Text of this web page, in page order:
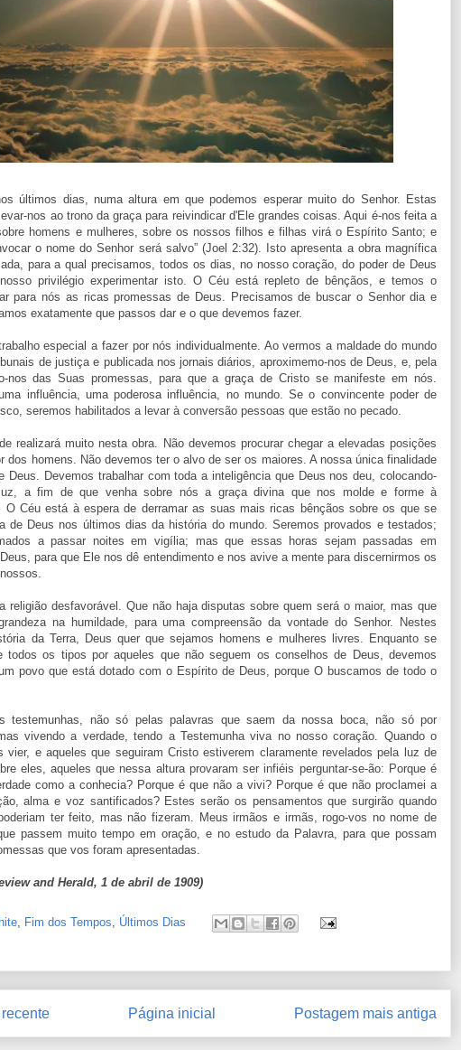
últimos dias, numa altura em que podemos esperar muito do Senhor. Estas
nos ao trono da graça para reivindicar d'Ele grandes coisas. Aqui é-nos feita a
homens e mulheres, sobre os nossos filhos e filhas virá o Espírito Santo; e
o nome do Senhor será salvo” (Joel 2:32). Isto apresenta a obra magnífica
para a qual precisamos, todos os dias, no nosso coração, do poder de Deus
privilégio experimentar isto. O Céu está repleto de bênçãos, e temos o
para nós as ricas promessas de Deus. Precisamos de buscar o Senhor dia e
exatamente que passos dar e o que devemos fazer.
especial a fazer por nós individualmente. Ao vermos a maldade do mundo
de justiça e publicada nos jornais diários, aproximemo-nos de Deus, e, pela
nos das Suas promessas, para que a graça de Cristo se manifeste em nós.
influência, uma poderosa influência, no mundo. Se o convincente poder de
seremos habilitados a levar à conversão pessoas que estão no pecado.
realizará muito nesta obra. Não devemos procurar chegar a elevadas posições
dos homens. Não devemos ter o alvo de ser os maiores. A nossa única finalidade
Deus. Devemos trabalhar com toda a inteligência que Deus nos deu, colocando-
a fim de que venha sobre nós a graça divina que nos molde e forme à
O Céu está à espera de derramar as suas mais ricas bênçãos sobre os que se
de Deus nos últimos dias da história do mundo. Seremos provados e testados;
a passar noites em vigília; mas que essas horas sejam passadas em
para que Ele nos dê entendimento e nos avive a mente para discernirmos os
religião desfavorável. Que não haja disputas sobre quem será o maior, mas que
na humildade, para uma compreensão da vontade do Senhor. Nestes
da Terra, Deus quer que sejamos homens e mulheres livres. Enquanto se
todos os tipos por aqueles que não seguem os conselhos de Deus, devemos
povo que está dotado com o Espírito de Deus, porque O buscamos de todo o
testemunhas, não só pelas palavras que saem da nossa boca, não só por
vivendo a verdade, tendo a Testemunha viva no nosso coração. Quando o
vier, e aqueles que seguiram Cristo estiverem claramente revelados pela luz de
eles, aqueles que nessa altura provaram ser infiéis perguntar-se-ão: Porque é
como a conhecia? Porque é que não a vivi? Porque é que não proclamei a
alma e voz santificados? Estes serão os pensamentos que surgirão quando
ter feito, mas não fizeram. Meus irmãos e irmãs, rogo-vos no nome de
passem muito tempo em oração, e no estudo da Palavra, para que possam
que vos foram apresentadas.
and Herald, 1 de abril de 1909)
Fim dos Tempos Últimos Dias
Postagem mais antiga
Página inicial